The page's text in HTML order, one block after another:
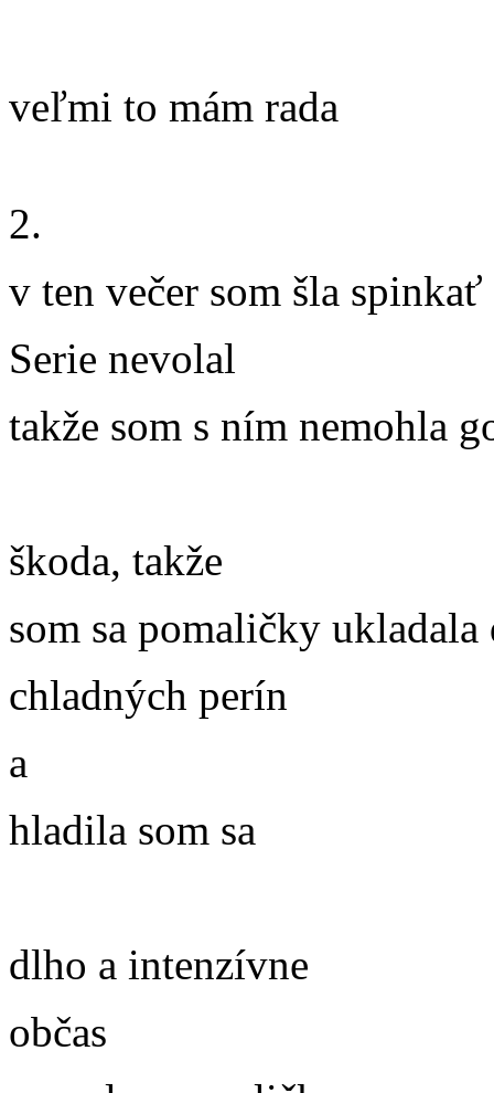
veľmi to mám rada
2.
v ten večer som šla
Serie nevolal
takže som s ním nemohla
škoda, takže
som sa pomaličky ukladala
chladných perín
a
hladila som sa
dlho a intenzívne
občas